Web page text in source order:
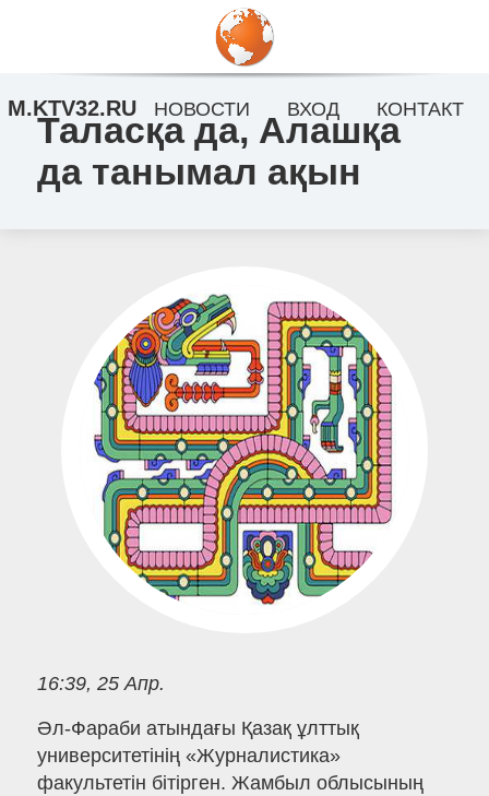
Таласқа да, Алашқа
да танымал ақын
16:39, 25 Апр.
Әл-Фараби атындағы Қазақ ұлттық
университетінің «Журналистика»
факультетін бітірген. Жамбыл облысының
M.KTV32.RU НОВОСТИ ВХОД КОНТАКТ